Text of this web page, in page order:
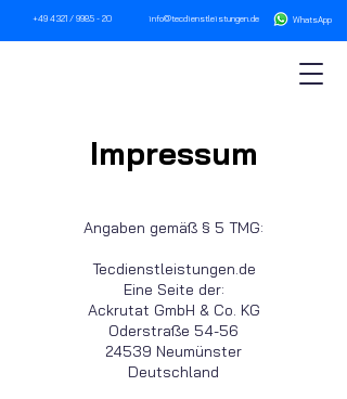
+49 4321 / 9985 - 20 info@tecdienstleistungen.de WhatsApp
Impressum
Angaben gemäß § 5 TMG:
Tecdienstleistungen.de
Eine Seite der:
Ackrutat GmbH & Co. KG
Oderstraße 54-56
24539 Neumünster
Deutschland